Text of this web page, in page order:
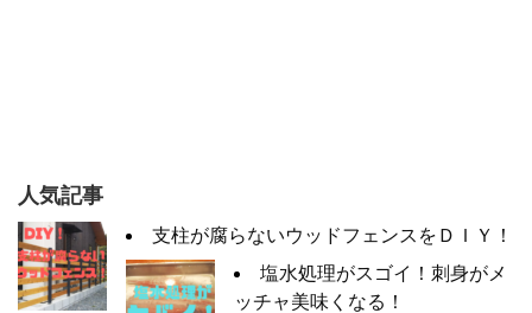
人気記事
支柱が腐らないウッドフェンスをＤＩＹ！
塩水処理がスゴイ！刺身がメ
ッチャ美味くなる！